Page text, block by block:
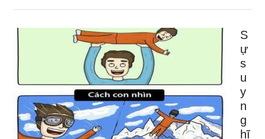
S
ự
s
u
y
n
g
hĩ